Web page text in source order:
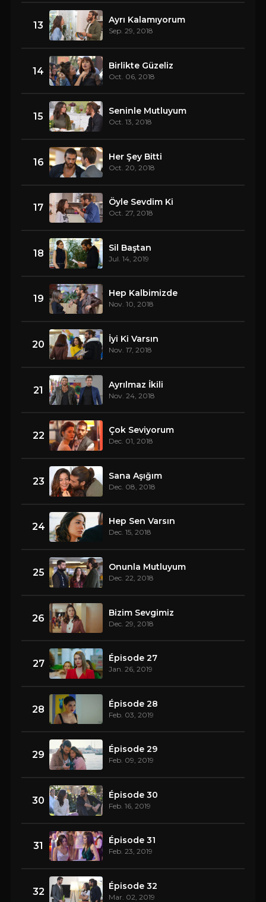
13 Ayrı Kalamıyorum
Sep. 29, 2018
14 Birlikte Güzeliz
Oct. 06, 2018
15 Seninle Mutluyum
Oct. 13, 2018
16 Her Şey Bitti
Oct. 20, 2018
17 Öyle Sevdim Ki
Oct. 27, 2018
18 Sil Baştan
Jul. 14, 2019
19 Hep Kalbimizde
Nov. 10, 2018
20 İyi Ki Varsın
Nov. 17, 2018
21 Ayrılmaz İkili
Nov. 24, 2018
22 Çok Seviyorum
Dec. 01, 2018
23 Sana Aşığım
Dec. 08, 2018
24 Hep Sen Varsın
Dec. 15, 2018
25 Onunla Mutluyum
Dec. 22, 2018
26 Bizim Sevgimiz
Dec. 29, 2018
27 Épisode 27
Jan. 26, 2019
28 Épisode 28
Feb. 03, 2019
29 Épisode 29
Feb. 09, 2019
30 Épisode 30
Feb. 16, 2019
31 Épisode 31
Feb. 23, 2019
32 Épisode 32
Mar. 02, 2019